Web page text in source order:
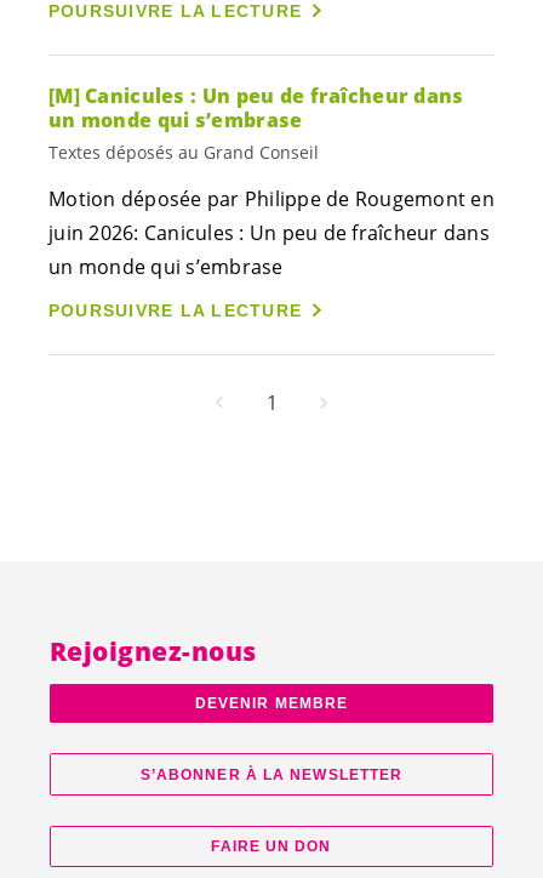
POURSUIVRE LA LECTURE
[M] Canicules : Un peu de fraîcheur dans
un monde qui s’embrase
Textes déposés au Grand Conseil
Motion déposée par Philippe de Rougemont en
juin 2026: Canicules : Un peu de fraîcheur dans
un monde qui s’embrase
POURSUIVRE LA LECTURE
1
Rejoignez-nous
DEVENIR MEMBRE
S’ABONNER À LA NEWSLETTER
FAIRE UN DON